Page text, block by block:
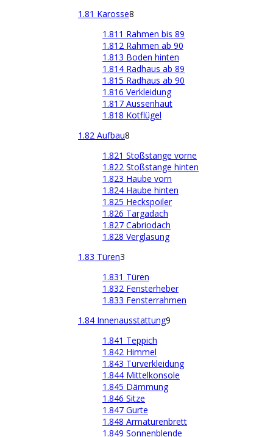
1.81 Karosse8
1.811 Rahmen bis 89
1.812 Rahmen ab 90
1.813 Boden hinten
1.814 Radhaus ab 89
1.815 Radhaus ab 90
1.816 Verkleidung
1.817 Aussenhaut
1.818 Kotflügel
1.82 Aufbau8
1.821 Stoßstange vorne
1.822 Stoßstange hinten
1.823 Haube vorn
1.824 Haube hinten
1.825 Heckspoiler
1.826 Targadach
1.827 Cabriodach
1.828 Verglasung
1.83 Türen3
1.831 Türen
1.832 Fensterheber
1.833 Fensterrahmen
1.84 Innenausstattung9
1.841 Teppich
1.842 Himmel
1.843 Türverkleidung
1.844 Mittelkonsole
1.845 Dämmung
1.846 Sitze
1.847 Gurte
1.848 Armaturenbrett
1.849 Sonnenblende